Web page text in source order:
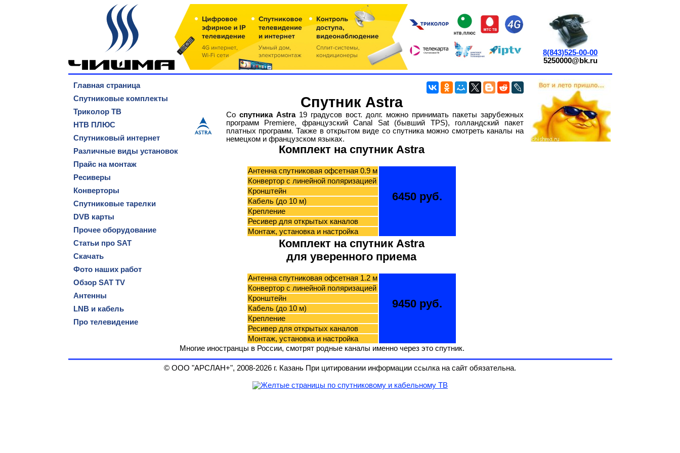
8(843)525-00-00
5250000@bk.ru
Главная страница
Спутниковые комплекты
Триколор ТВ
НТВ ПЛЮС
Спутниковый интернет
Различные виды установок
Прайс на монтаж
Ресиверы
Конверторы
Спутниковые тарелки
DVB карты
Прочее оборудование
Статьи про SAT
Скачать
Фото наших работ
Обзор SAT TV
Антенны
LNB и кабель
Про телевидение
Спутник Astra
Со спутника Astra19 градусов вост. долг. можно принимать пакеты зарубежных
программ Premiere, французский Canal Sat (бывший TPS), голландский пакет
платных программ. Также в открытом виде со спутника можно смотреть каналы на
немецком и французском языках.
Комплект на спутник Astra
Антенна спутниковая офсетная 0.9 м
6450 руб.
Конвертор с линейной поляризацией
Кронштейн
Кабель (до 10 м)
Крепление
Ресивер для открытых каналов
Монтаж, установка и настройка
Комплект на спутник Astra
для уверенного приема
Антенна спутниковая офсетная 1.2 м
9450 руб.
Конвертор с линейной поляризацией
Кронштейн
Кабель (до 10 м)
Крепление
Ресивер для открытых каналов
Монтаж, установка и настройка
Многие иностранцы в России, смотрят родные каналы именно через это спутник.
© ООО "АРСЛАН+", 2008-2026 г. Казань При цитировании информации ссылка на сайт обязательна.